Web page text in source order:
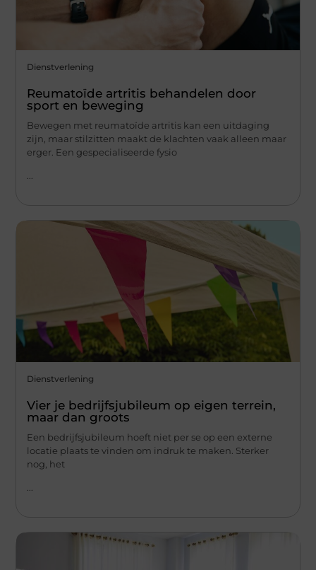
Dienstverlening
Reumatoïde artritis behandelen door
sport en beweging
Bewegen met reumatoïde artritis kan een uitdaging
zijn, maar stilzitten maakt de klachten vaak alleen maar
erger. Een gespecialiseerde fysio
Dienstverlening
Vier je bedrijfsjubileum op eigen terrein,
maar dan groots
Een bedrijfsjubileum hoeft niet per se op een externe
locatie plaats te vinden om indruk te maken. Sterker
nog, het
...